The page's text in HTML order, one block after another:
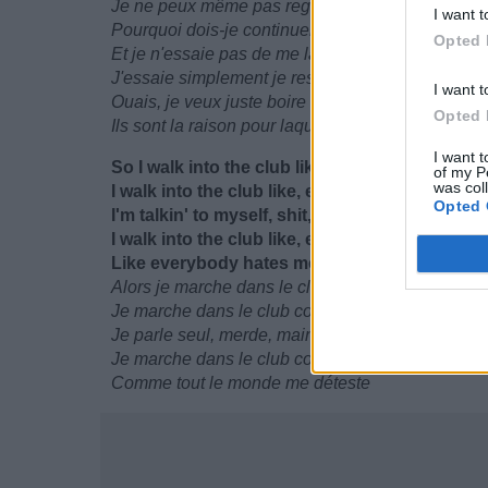
I want
Opted
I want
Opted
I want
of my
was
Opted
Je ne peux même pas regarder l'heure sans
Pourquoi dois-je continuer à expliquer/répéter
Et je n'essaie pas de me lamenter, je le fais
J'essaie simplement je rester normal
Ouais, je veux juste boire de la tequila avec mes
Ils sont la raison pour laquelle je reste en vie
So I walk into the club like, everybody hates
I walk into the club like, everybody hates me
I'm talkin' to myself, shit, now they think I'm
I walk into the club like, everybody hates me
Like everybody hates me
Alors je marche dans le club comme, tout le
Je marche dans le club comme, tout le monde
Je parle seul, merde, maintenant ils pensent
Je marche dans le club comme, tout le monde
Comme tout le monde me déteste